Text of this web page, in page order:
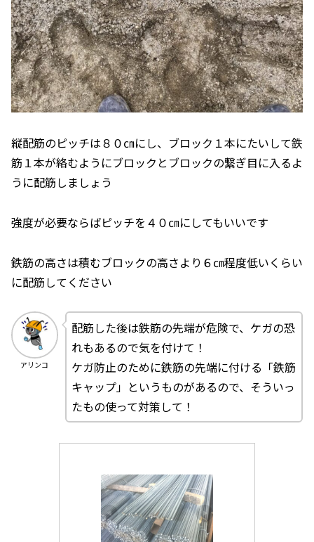
縦配筋のピッチは８０㎝にし、ブロック１本にたいして鉄
筋１本が絡むようにブロックとブロックの繋ぎ目に入るよ
うに配筋しましょう
強度が必要ならばピッチを４０㎝にしてもいいです
鉄筋の高さは積むブロックの高さより６㎝程度低いくらい
に配筋してください
アリンコ
配筋した後は鉄筋の先端が危険で、ケガの恐
れもあるので気を付けて！
ケガ防止のために鉄筋の先端に付ける「鉄筋
キャップ」というものがあるので、そういっ
たもの使って対策して！